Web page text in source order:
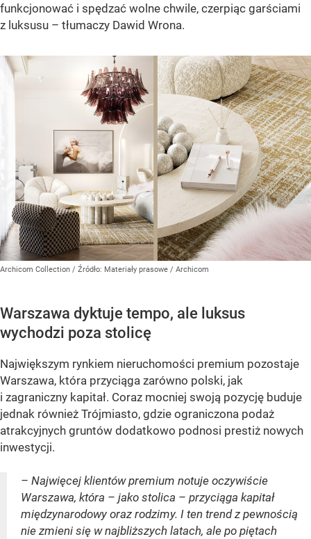
funkcjonować i spędzać wolne chwile, czerpiąc garściami
z luksusu – tłumaczy Dawid Wrona.
Archicom Collection / Źródło: Materiały prasowe / Archicom
Warszawa dyktuje tempo, ale luksus
wychodzi poza stolicę
Największym rynkiem nieruchomości premium pozostaje
Warszawa, która przyciąga zarówno polski, jak
i zagraniczny kapitał. Coraz mocniej swoją pozycję buduje
jednak również Trójmiasto, gdzie ograniczona podaż
atrakcyjnych gruntów dodatkowo podnosi prestiż nowych
inwestycji.
– Najwięcej klientów premium notuje oczywiście
Warszawa, która – jako stolica – przyciąga kapitał
międzynarodowy oraz rodzimy. I ten trend z pewnością
nie zmieni się w najbliższych latach, ale po piętach